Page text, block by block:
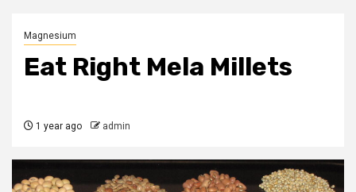
Magnesium
Eat Right Mela Millets
1 year ago admin